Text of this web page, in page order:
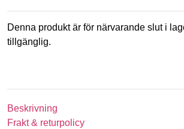
Denna produkt är för närvarande slut i
tillgänglig.
Beskrivning
Frakt & returpolicy